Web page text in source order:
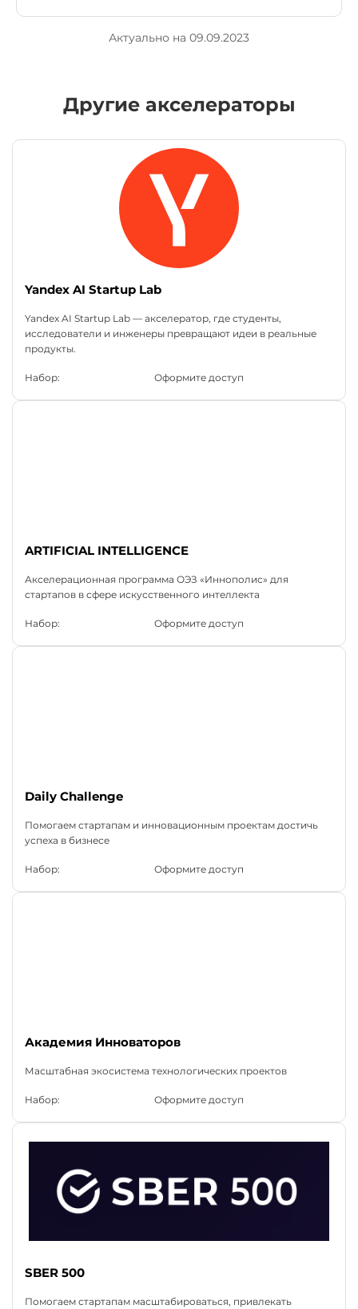
Актуально на 09.09.2023
Другие акселераторы
Yandex AI Startup Lab
Yandex AI Startup Lab — акселератор, где студенты,
исследователи и инженеры превращают идеи в реальные
продукты.
Набор: Оформите доступ
ARTIFICIAL INTELLIGENCE
Акселерационная программа ОЭЗ «Иннополис» для
стартапов в сфере искусственного интеллекта
Набор: Оформите доступ
Daily Challenge
Помогаем стартапам и инновационным проектам достичь
успеха в бизнесе
Набор: Оформите доступ
Академия Инноваторов
Масштабная экосистема технологических проектов
Набор: Оформите доступ
SBER 500
Помогаем стартапам масштабироваться, привлекать